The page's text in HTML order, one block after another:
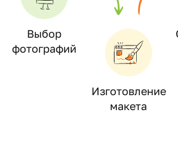
Выбор
фотографий
Изготовление
макета